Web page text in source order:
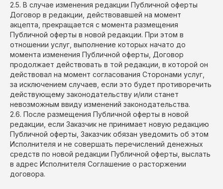
2.5. В случае изменения редакции Публичной оферты
Договор в редакции, действовавшей на момент
акцепта, прекращается с момента размещения
Публичной оферты в новой редакции. При этом в
отношении услуг, выполнение которых начато до
момента изменения Публичной оферты, Договор
продолжает действовать в той редакции, в которой он
действовал на момент согласования Сторонами услуг,
за исключением случаев, если это будет противоречить
действующему законодательству и/или станет
невозможным ввиду изменений законодательства.
2.6. После размещения Публичной оферты в новой
редакции, если Заказчик не принимает новую редакцию
Публичной оферты, Заказчик обязан уведомить об этом
Исполнителя и не совершать перечислений денежных
средств по новой редакции Публичной оферты, выслать
в адрес Исполнителя Соглашение о расторжении
договора.